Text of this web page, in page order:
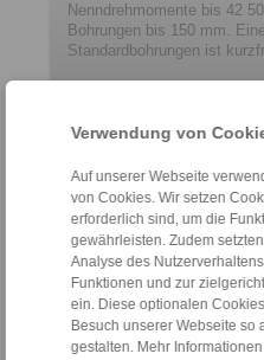
Verwendung von
Auf unserer Webseite
von Cookies. Wir setzen
erforderlich sind, um die
gewährleisten. Zudem
Analyse des
Funktionen und zur
ein. Diese optionalen
Besuch unserer Webseite so
gestalten. Mehr
Nenndrehmomente bis 42
Bohrungen bis 150 mm.
Standardbohrungen ist
Hotline Vertrieb:
+49 6172 275-411
Hotline Technik:
+49 6172 275-410